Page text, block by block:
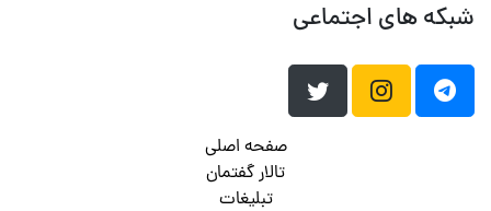
شبکه های اجتماعی
صفحه اصلی
تالار گفتمان
تبلیغات